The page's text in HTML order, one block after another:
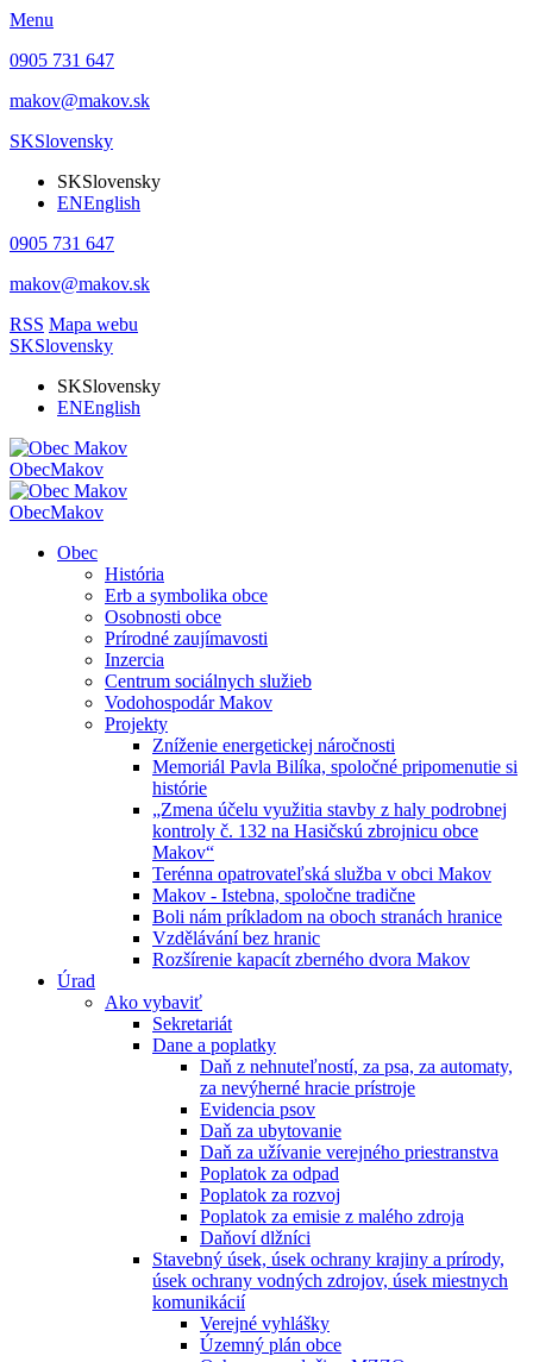
Menu
0905 731 647
makov@makov.sk
SKSlovensky
SKSlovensky
ENEnglish
0905 731 647
makov@makov.sk
RSS Mapa webu
SKSlovensky
SKSlovensky
ENEnglish
ObecMakov
ObecMakov
Obec
História
Erb a symbolika obce
Osobnosti obce
Prírodné zaujímavosti
Inzercia
Centrum sociálnych služieb
Vodohospodár Makov
Projekty
Zníženie energetickej náročnosti
Memoriál Pavla Bilíka, spoločné pripomenutie si
histórie
„Zmena účelu využitia stavby z haly podrobnej
kontroly č. 132 na Hasičskú zbrojnicu obce
Makov“
Terénna opatrovateľská služba v obci Makov
Makov - Istebna, spoločne tradične
Boli nám príkladom na oboch stranách hranice
Vzdělávání bez hranic
Rozšírenie kapacít zberného dvora Makov
Úrad
Ako vybaviť
Sekretariát
Dane a poplatky
Daň z nehnuteľností, za psa, za automaty,
za nevýherné hracie prístroje
Evidencia psov
Daň za ubytovanie
Daň za užívanie verejného priestranstva
Poplatok za odpad
Poplatok za rozvoj
Poplatok za emisie z malého zdroja
Daňoví dlžníci
Stavebný úsek, úsek ochrany krajiny a prírody,
úsek ochrany vodných zdrojov, úsek miestnych
komunikácií
Verejné vyhlášky
Územný plán obce